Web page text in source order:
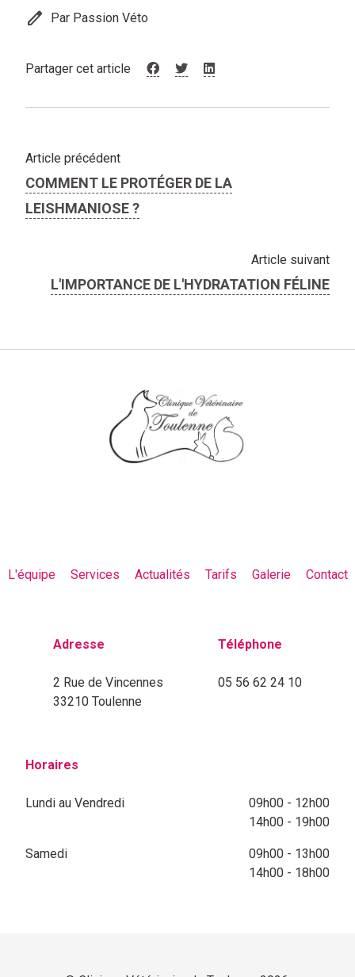
edit Par Passion Véto
Partager cet article
Article précédent
COMMENT LE PROTÉGER DE LA
LEISHMANIOSE ?
Article suivant
L'IMPORTANCE DE L'HYDRATATION FÉLINE
L'équipe Services Actualités Tarifs Galerie Contact
Adresse
2 Rue de Vincennes
33210 Toulenne
Téléphone
05 56 62 24 10
Horaires
Lundi au Vendredi
09h00 - 12h00
14h00 - 19h00
Samedi
09h00 - 13h00
14h00 - 18h00